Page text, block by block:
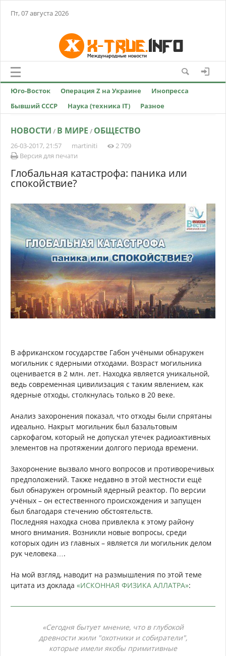
Пт, 07 августа 2026
Юго-Восток Операция Z на Украине
Инопресса
Бывший СССР
Наука (техника IT) Разное
НОВОСТИ / В МИРЕ / ОБЩЕСТВО
26-03-2017, 21:57 martiniti
2 709
Версия для печати
Глобальная катастрофа: паника или
спокойствие?
В африканском государстве Габон учёными обнаружен
могильник с ядерными отходами. Возраст могильника
оценивается в 2 млн. лет. Находка является уникальной,
ведь современная цивилизация с таким явлением, как
ядерные отходы, столкнулась только в 20 веке.
Анализ захоронения показал, что отходы были спрятаны
идеально. Накрыт могильник был базальтовым
саркофагом, который не допускал утечек радиоактивных
элементов на протяжении долгого периода времени.
Захоронение вызвало много вопросов и противоречивых
предположений. Также недавно в этой местности ещё
был обнаружен огромный ядерный реактор. По версии
учёных – он естественного происхождения и запущен
был благодаря стечению обстоятельств.
Последняя находка снова привлекла к этому району
много внимания. Возникли новые вопросы, среди
которых один из главных – является ли могильник делом
рук человека….
На мой взгляд, наводит на размышления по этой теме
цитата из доклада «ИСКОННАЯ ФИЗИКА АЛЛАТРА»:
«Сегодня бытует мнение, что в глубокой
древности жили "охотники и собиратели",
которые имели якобы примитивные